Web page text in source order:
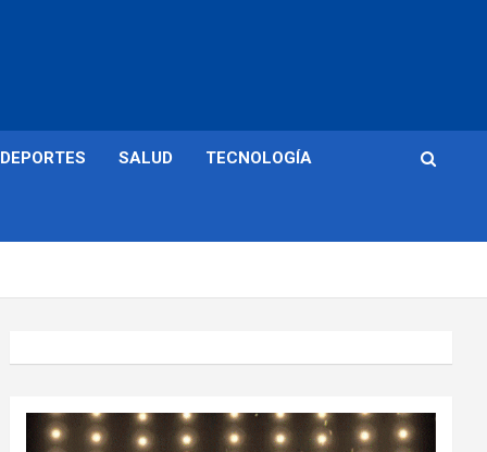
DEPORTES SALUD TECNOLOGÍA